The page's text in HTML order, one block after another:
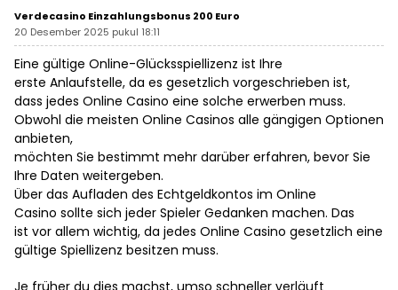
Verdecasino Einzahlungsbonus 200 Euro
20 Desember 2025 pukul 18:11
Eine gültige Online-Glücksspiellizenz ist Ihre
erste Anlaufstelle, da es gesetzlich vorgeschrieben ist,
dass jedes Online Casino eine solche erwerben muss.
Obwohl die meisten Online Casinos alle gängigen Optionen
anbieten,
möchten Sie bestimmt mehr darüber erfahren, bevor Sie
Ihre Daten weitergeben.
Über das Aufladen des Echtgeldkontos im Online
Casino sollte sich jeder Spieler Gedanken machen. Das
ist vor allem wichtig, da jedes Online Casino gesetzlich eine
gültige Spiellizenz besitzen muss.
Je früher du dies machst, umso schneller verläuft